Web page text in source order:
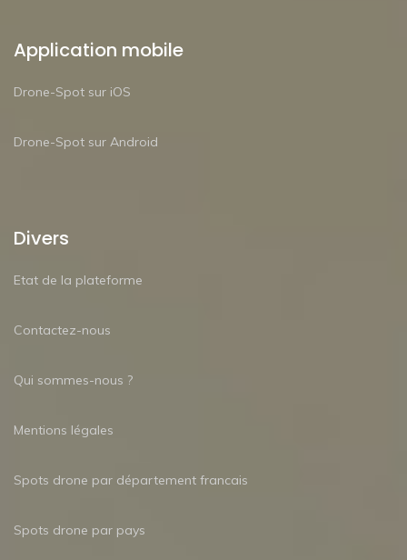
Application mobile
Drone-Spot sur iOS
Drone-Spot sur Android
Divers
Etat de la plateforme
Contactez-nous
Qui sommes-nous ?
Mentions légales
Spots drone par département francais
Spots drone par pays